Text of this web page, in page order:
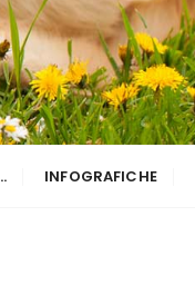
INFOGRAFICHE